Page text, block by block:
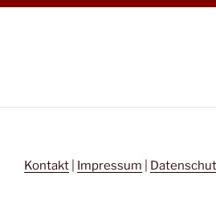
Kontakt Impressum